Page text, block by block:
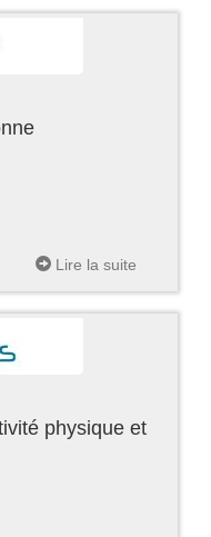
Lire la suite
physique et